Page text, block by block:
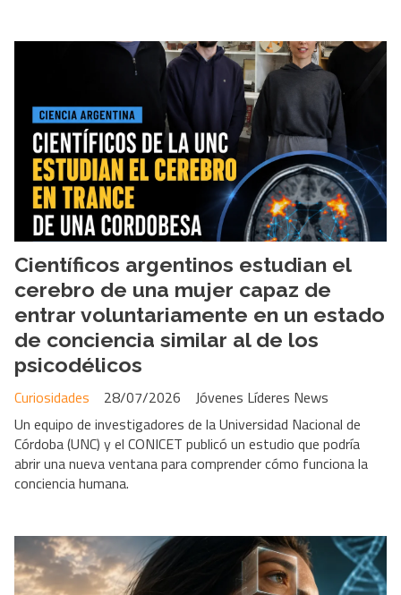
Científicos argentinos estudian el
cerebro de una mujer capaz de
entrar voluntariamente en un estado
de conciencia similar al de los
psicodélicos
Jóvenes Líderes News
Curiosidades
28/07/2026
Un equipo de investigadores de la Universidad Nacional de
Córdoba (UNC) y el CONICET publicó un estudio que podría
abrir una nueva ventana para comprender cómo funciona la
conciencia humana.